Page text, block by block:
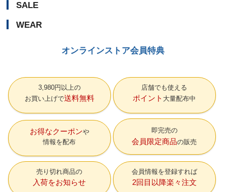
SALE
WEAR
オンラインストア会員特典
3,980円以上の
お買い上げで送料無料
店舗でも使える
ポイント 大量配布中
お得なクーポン
情報を配布
即完売の
会員限定商品の販売
売り切れ商品の
入荷をお知らせ
会員情報を登録すれば
2回目以降楽々注文